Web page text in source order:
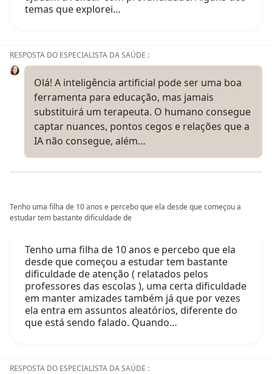
temas que explorei…
RESPOSTA DO ESPECIALISTA DA SAÚDE :
Olá! A inteligência artificial pode ser uma boa
ferramenta para educação, mas jamais
substituirá um terapeuta. O humano consegue
captar nuances, pontos cegos e relações que a
IA não consegue, além…
Tenho uma filha de 10 anos e percebo que ela desde que começou a
estudar tem bastante dificuldade de
Tenho uma filha de 10 anos e percebo que ela
desde que começou a estudar tem bastante
dificuldade de atenção ( relatados pelos
professores das escolas ), uma certa dificuldade
em manter amizades também já que por vezes
ela entra em assuntos aleatórios, diferente do
que está sendo falado. Quando…
RESPOSTA DO ESPECIALISTA DA SAÚDE :